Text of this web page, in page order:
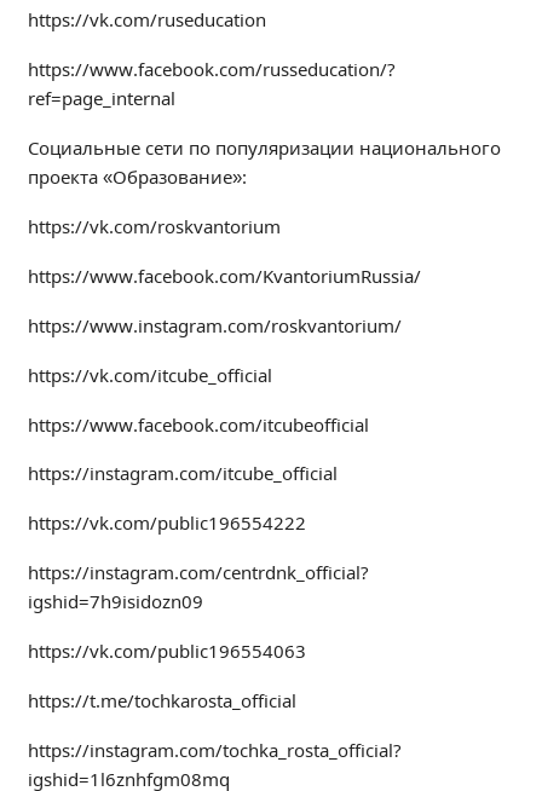
Финансово-хозяйственная деятельность
Вакантные места для приёма (перевода)
Международное сотрудничество
организации
УЧЕБНАЯ РАБОТА
Заочное отделение
Локальные акты
Безопасность на железной дороге
ГТО
Информационная безопасность
Информация для детей-сирот
Памятные даты военной истории
Пожарная безопасность
Противодействие терроризму
Профилактическая работа
Работа педагога-психолога
https://vk.com/ruseducation
https://www.facebook.com/russeducation/?
ref=page_internal
Социальные сети по популяризации национального
проекта «Образование»:
https://vk.com/roskvantorium
https://www.facebook.com/KvantoriumRussia/
https://www.instagram.com/roskvantorium/
https://vk.com/itcube_official
https://www.facebook.com/itcubeofficial
https://instagram.com/itcube_official
https://vk.com/public196554222
https://instagram.com/centrdnk_official?
igshid=7h9isidozn09
https://vk.com/public196554063
https://t.me/tochkarosta_official
https://instagram.com/tochka_rosta_official?
igshid=1l6znhfgm08mq